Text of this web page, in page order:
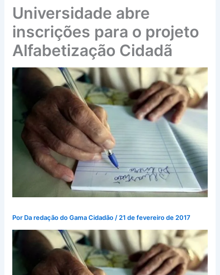
Universidade abre
inscrições para o projeto
Alfabetização Cidadã
Por Da redação do Gama Cidadão/21 de fevereiro de 2017